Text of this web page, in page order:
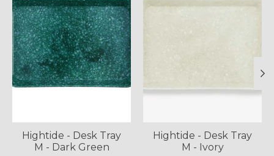
Hightide - Desk Tray
M - Dark Green
Hightide - Desk Tray
M - Ivory